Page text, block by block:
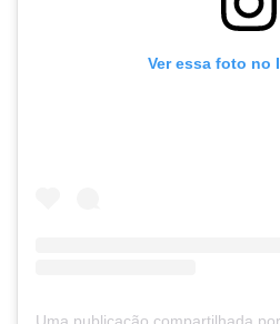
Ver essa foto no